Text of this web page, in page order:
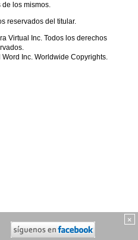
×
los mismos.
reservados del titular.
Virtual Inc. Todos los derechos
Inc. Worldwide Copyrights.